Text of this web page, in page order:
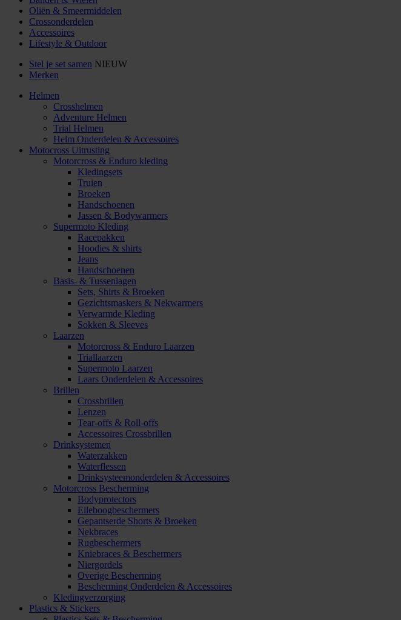
Oliën & Smeermiddelen
Crossonderdelen
Accessoires
Lifestyle & Outdoor
Stel je set samen NIEUW
Merken
Helmen
Crosshelmen
Adventure Helmen
Trial Helmen
Helm Onderdelen & Accessoires
Motocross Uitrusting
Motorcross & Enduro kleding
Kledingsets
Truien
Broeken
Handschoenen
Jassen & Bodywarmers
Supermoto Kleding
Racepakken
Hoodies & shirts
Jeans
Handschoenen
Basis- & Tussenlagen
Sets, Shirts & Broeken
Gezichtsmaskers & Nekwarmers
Verwarmde Kleding
Sokken & Sleeves
Laarzen
Motorcross & Enduro Laarzen
Triallaarzen
Supermoto Laarzen
Laars Onderdelen & Accessoires
Brillen
Crossbrillen
Lenzen
Tear-offs & Roll-offs
Accessoires Crossbrillen
Drinksystemen
Waterzakken
Waterflessen
Drinksysteemonderdelen & Accessoires
Motorcross Bescherming
Bodyprotectors
Elleboogbeschermers
Gepantserde Shorts & Broeken
Nekbraces
Rugbeschermers
Kniebraces & Beschermers
Niergordels
Overige Bescherming
Bescherming Onderdelen & Accessoires
Kledingverzorging
Plastics & Stickers